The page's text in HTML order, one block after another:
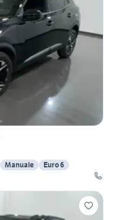
Manuale
Euro 6